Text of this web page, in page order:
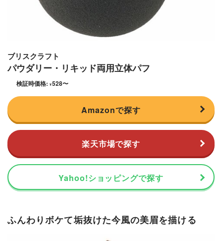
ブリスクラフト
パウダリー・リキッド両用立体パフ
検証時価格: ¥528〜
Amazonで探す
楽天市場で探す
Yahoo!ショッピングで探す
ふんわりボケて垢抜けた今風の美眉を描ける